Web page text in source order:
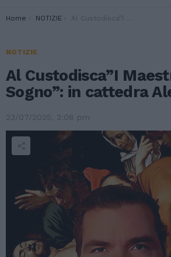
You are here:
Home NOTIZIE Al Custodisca”I Maestri del Sogno”: in cattedra Alessio Atzeni
NOTIZIE
Al Custodisca”I
Sogno”: in cattedra
23/07/2025, 2:08 pm